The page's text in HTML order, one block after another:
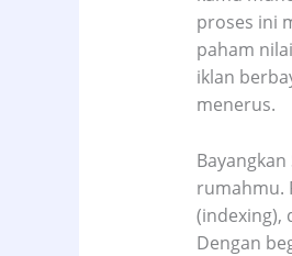
proses ini
paham
iklan
menerus.
rumahmu.
(indexing),
Dengan